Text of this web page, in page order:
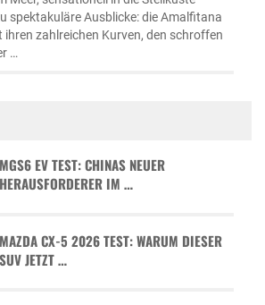
spektakuläre Ausblicke: die Amalfitana
ihren zahlreichen Kurven, den schroffen
…
MGS6 EV TEST: CHINAS NEUER
HERAUSFORDERER IM …
MAZDA CX-5 2026 TEST: WARUM DIESER
SUV JETZT …